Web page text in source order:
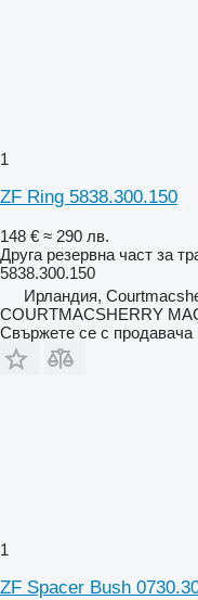
1
ZF Ring 5838.300.150
148 € ≈ 290 лв.
Друга резервна част за
5838.300.150
Ирландия,
COURTMACSHERRY
Свържете се с продавача
1
ZF Spacer Bush